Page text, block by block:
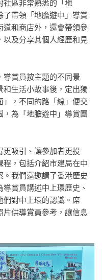
社區非常熟悉的「地
帶領「地膽遊中」導賞
道和商店外，還會帶領參
及分享其個人經歷和見
導賞員按主題的不同景
和生活小故事後，定出獨
，不同的路「線」便交
為「地膽遊中」導賞團
更吸引、讓參加者更投
程，包括介紹市建局在中
。我們還邀請了香港歷史
賞員講述中上環歷史、
們對中上環的認識。席
供導賞員參考，讓信息